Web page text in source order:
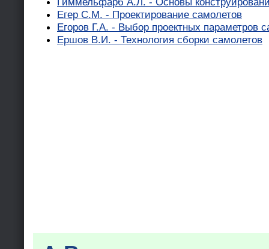
Егер С.М. - Проектирование самолетов
Егоров Г.А. - Выбор проектных параметров
Ершов В.И. - Технология сборки самолетов